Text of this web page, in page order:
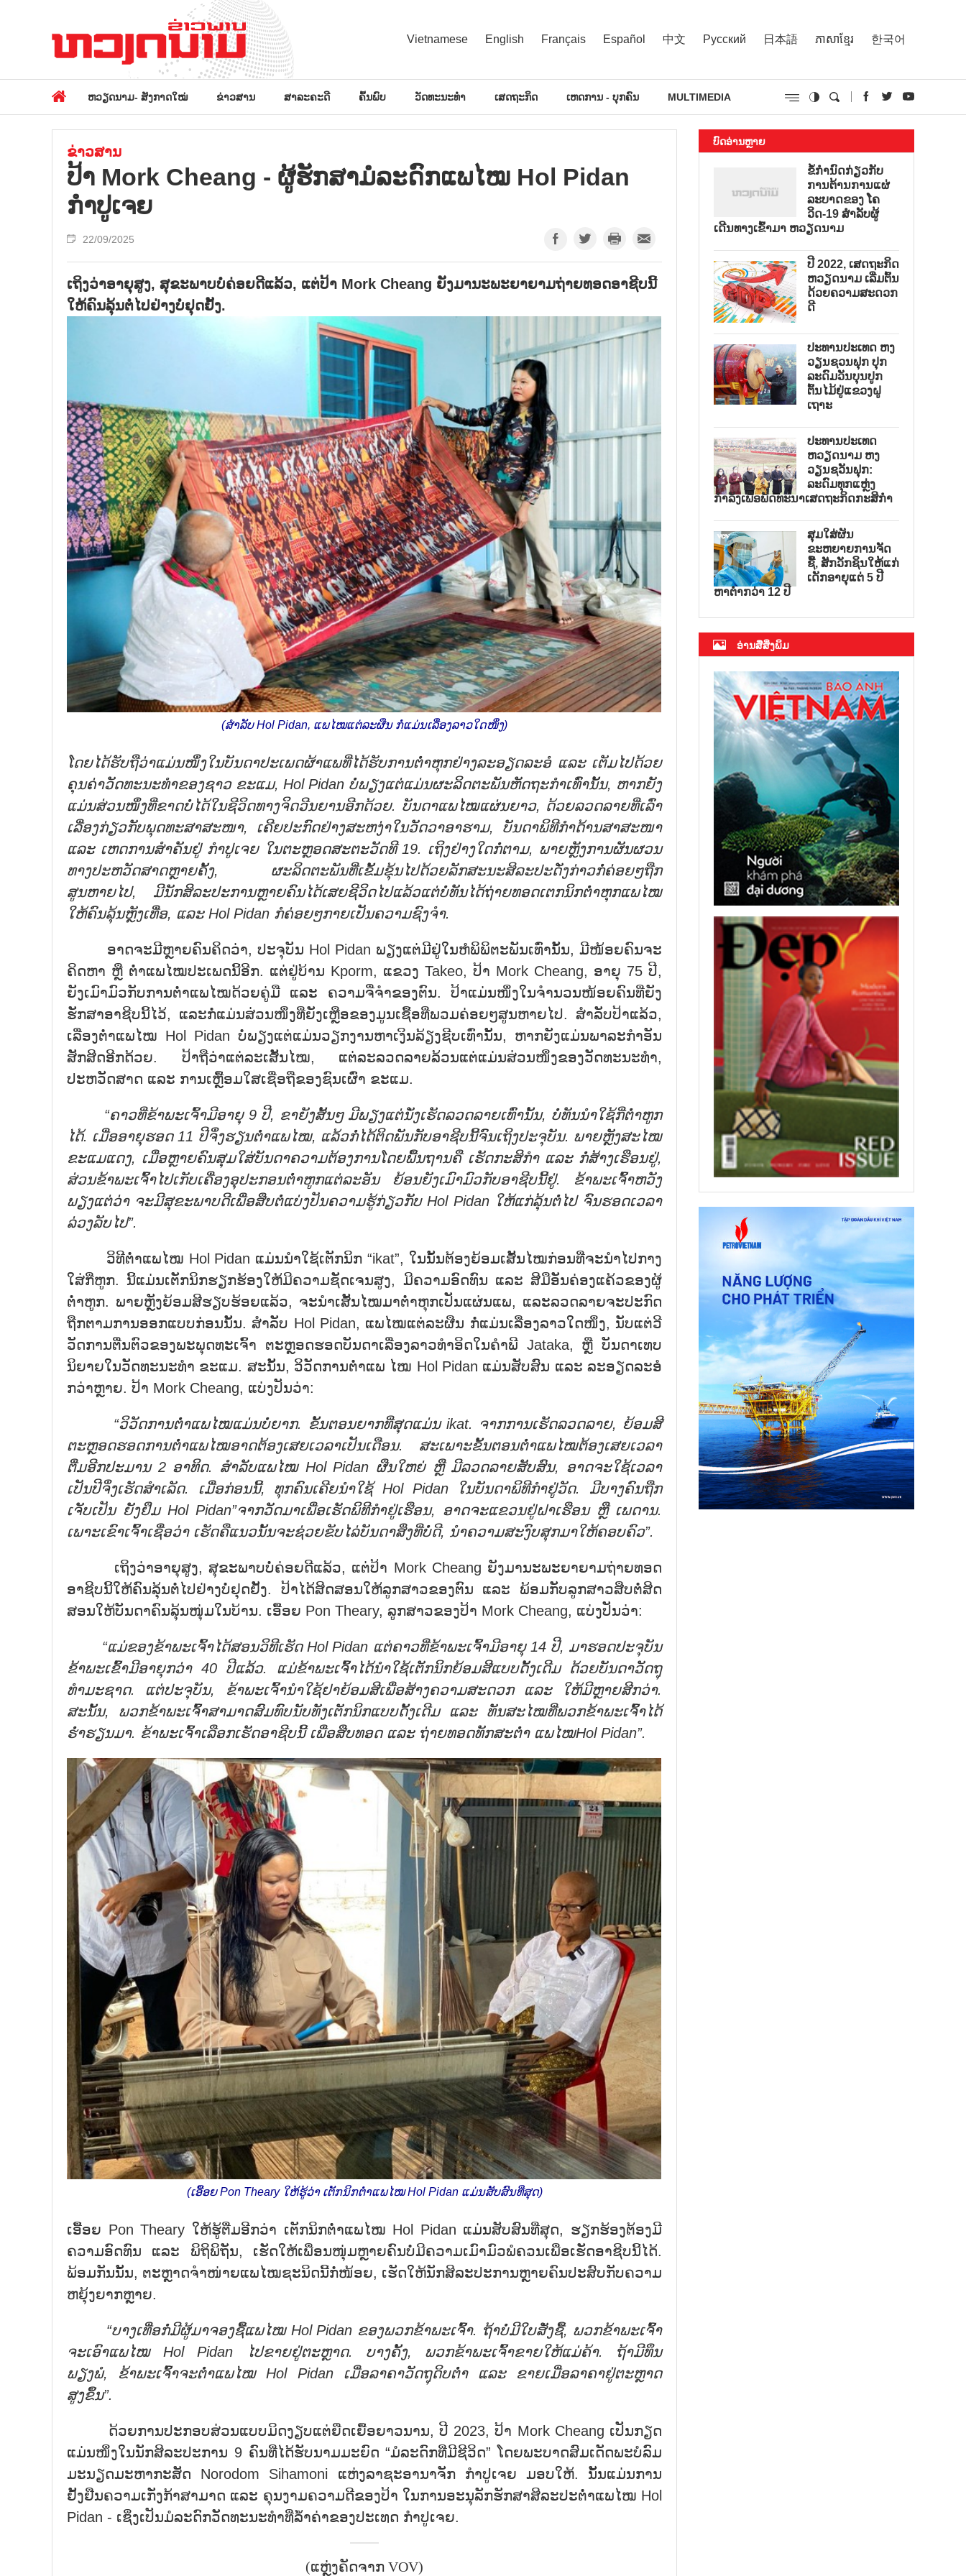
Vietnamese English Français Español 中文 Русский 日本語 ភាសាខ្មែរ 한국어
ຫວຽດນາມ- ສັງກາດໃໝ່ ຂ່າວສານ ສາລະຄະດີ ຄົ້ນພົບ ວັດທະນະທຳ ເສດຖະກິດ ເຫດການ - ບຸກຄົນ MULTIMEDIA
ຂ່າວສານ
ປ້າ Mork Cheang - ຜູ້ຮັກສາມໍລະດົກແພໄໝ Hol Pidan
ກຳປູເຈຍ
22/09/2025
ເຖິງວ່າອາຍຸສູງ, ສຸຂະພາບບໍ່ຄ່ອຍດີແລ້ວ, ແຕ່ປ້າ Mork Cheang ຍັງມານະພະຍາຍາມຖ່າຍທອດອາຊີບນີ້
ໃຫ້ຄົນລຸ້ນຕໍ່ໄປຢ່າງບໍ່ຢຸດຢັ້ງ.
(ສຳລັບ Hol Pidan, ແພໄໝແຕ່ລະຜືນ ກໍ່ແມ່ນເລື່ອງລາວໃດໜຶ່ງ)
ໂດຍໄດ້ຮັບຖືວ່າແມ່ນໜຶ່ງໃນບັນດາປະເພດຜ້າແພທີ່ໄດ້ຮັບການຕ່ຳຫຸກຢ່າງລະອຽດລະອໍ ແລະ ເຕັມໄປດ້ວຍ
ຄຸນຄ່າວັດທະນະທຳຂອງຊາວ ຂະແມ, Hol Pidan ບໍ່ພຽງແຕ່ແມ່ນຜະລິດຕະພັນຫັດຖະກຳເທົ່ານັ້ນ, ຫາກຍັງ
ແມ່ນສ່ວນໜຶ່ງທີ່ຂາດບໍ່ໄດ້ໃນຊີວິດທາງຈິດວີນຍານອີກດ້ວຍ. ບັນດາແພໄໝແຜ່ນຍາວ, ດ້ວຍລວດລາຍທີ່ເລົ່າ
ເລື່ອງກ່ຽວກັບພຸດທະສາສະໜາ, ເຄີຍປະກົດຢ່າງສະຫງ່າໃນວັດວາອາຮາມ, ບັນດາພິທີກຳດ້ານສາສະໜາ
ແລະ ເຫດການສຳຄັນຢູ່ ກຳປູເຈຍ ໃນຕະຫຼອດສະຕະວັດທີ 19. ເຖິງຢ່າງໃດກໍ່ຕາມ, ພາຍຫຼັງການຜັນຜວນ
ທາງປະຫວັດສາດຫຼາຍຄັ້ງ, ຜະລິດຕະພັນທີ່ເຂັ້ມຂຸ້ນໄປດ້ວຍລັກສະນະສິລະປະດັ່ງກ່າວກໍ່ຄ່ອຍໆຖືກ
ສູນຫາຍໄປ, ມີນັກສິລະປະການຫຼາຍຄົນໄດ້ເສຍຊີວິດໄປແລ້ວແຕ່ບໍ່ທັນໄດ້ຖ່າຍທອດເຕກນິກຕ່ຳຫຸກແພໄໝ
ໃຫ້ຄົນລຸ້ນຫຼັງເທື່ອ, ແລະ Hol Pidan ກໍຄ່ອຍໆກາຍເປັນຄວາມຊົງຈຳ.
ອາດຈະມີຫຼາຍຄົນຄິດວ່າ, ປະຈຸບັນ Hol Pidan ພຽງແຕ່ມີຢູ່ໃນຫໍພິພິຕະພັນເທົ່ານັ້ນ, ມີໜ້ອຍຄົນຈະ
ຄິດຫາ ຫຼື ຕ່ຳແພໄໝປະເພດນີ້ອີກ. ແຕ່ຢູ່ບ້ານ Kporm, ແຂວງ Takeo, ປ້າ Mork Cheang, ອາຍຸ 75 ປີ,
ຍັງເມົາມົວກັບການຕ່ຳແພໄໝດ້ວຍຄູ່ມື ແລະ ຄວາມຈື່ຈຳຂອງຕົນ. ປ້າແມ່ນໜຶ່ງໃນຈຳນວນໜ້ອຍຄົນທີ່ຍັງ
ຮັກສາອາຊີບນີ້ໄວ້, ແລະກໍ່ແມ່ນສ່ວນໜຶ່ງທີ່ຍັງເຫຼືອຂອງມູນເຊື້ອທີ່ພວມຄ່ອຍໆສູນຫາຍໄປ. ສຳລັບປ້າແລ້ວ,
ເລື່ອງຕ່ຳແພໄໝ Hol Pidan ບໍ່ພຽງແຕ່ແມ່ນວຽກງານຫາເງິນລ້ຽງຊີບເທົ່ານັ້ນ, ຫາກຍັງແມ່ນພາລະກຳອັນ
ສັກສິດອີກດ້ວຍ. ປ້າຖືວ່າແຕ່ລະເສັ້ນໄໝ, ແຕ່ລະລວດລາຍລ້ວນແຕ່ແມ່ນສ່ວນໜຶ່ງຂອງວັດທະນະທຳ,
ປະຫວັດສາດ ແລະ ການເຫຼື້ອມໃສເຊື່ອຖືຂອງຊົນເຜົ່າ ຂະແມ.
“ຄາວທີ່ຂ້າພະເຈົ້າມີອາຍຸ 9 ປີ, ຂາຍັງສັ້ນໆ ມີພຽງແຕ່ນັ່ງເຮັດລວດລາຍເທົ່ານັ້ນ, ບໍ່ທັນນຳໃຊ້ກີ່ຕ່ຳຫູກ
ໄດ້. ເມື່ອອາຍຸຮອດ 11 ປີຈຶ່ງຮຽນຕ່ຳແພໄໝ, ແລ້ວກໍ່ໄດ້ຕິດພັນກັບອາຊີບນີ້ຈົນເຖິງປະຈຸບັນ. ພາຍຫຼັງສະໄໝ
ຂະແມແດງ, ເມື່ອຫຼາຍຄົນສຸມໃສ່ບັນດາຄວາມຕ້ອງການໂດຍພື້ນຖານຄື ເຮັດກະສິກຳ ແລະ ກໍ່ສ້າງເຮືອນຢູ່,
ສ່ວນຂ້າພະເຈົ້າໄປເກັບເຄື່ອງອຸປະກອນຕ່ຳຫູກແຕ່ລະອັນ ຍ້ອນຍັງເມົາມົວກັບອາຊີບນີ້ຢູ່. ຂ້າພະເຈົ້າຫວັງ
ພຽງແຕ່ວ່າ ຈະມີສຸຂະພາບດີເພື່ອສືບຕໍ່ແບ່ງປັນຄວາມຮູ້ກ່ຽວກັບ Hol Pidan ໃຫ້ແກ່ລຸ້ນຕໍ່ໄປ ຈົນຮອດເວລາ
ລ່ວງລັບໄປ”.
ວິທີຕ່ຳແພໄໝ Hol Pidan ແມ່ນນຳໃຊ້ເຕັກນິກ “ikat”, ໃນນັ້ນຕ້ອງຍ້ອມເສັ້ນໄໝກ່ອນທີ່ຈະນຳໄປກາງ
ໃສ່ກີ່ຫູກ. ນີ້ແມ່ນເຕັກນິກຮຽກຮ້ອງໃຫ້ມີຄວາມຊັດເຈນສູງ, ມີຄວາມອົດທົນ ແລະ ສີມືອັນຄ່ອງແຄ້ວຂອງຜູ້
ຕ່ຳຫູກ. ພາຍຫຼັງຍ້ອມສີຮຽບຮ້ອຍແລ້ວ, ຈະນຳເສັ້ນໄໝມາຕ່ຳຫຸກເປັນແຜ່ນແພ, ແລະລວດລາຍຈະປະກົດ
ຖືກຕາມການອອກແບບກ່ອນນັ້ນ. ສຳລັບ Hol Pidan, ແພໄໝແຕ່ລະຜືນ ກໍ່ແມ່ນເລື່ອງລາວໃດໜຶ່ງ, ນັບແຕ່ວີ
ວັດການຕື່ນຕົວຂອງພະພຸດທະເຈົ້າ ຕະຫຼອດຮອດບັນດາເລື່ອງລາວທຳອິດໃນຄຳພີ Jataka, ຫຼື ບັນດາເທບ
ນິຍາຍໃນວັດທະນະທຳ ຂະແມ. ສະນັ້ນ, ວິວັດການຕ່ຳແພ ໄໝ Hol Pidan ແມ່ນສັບສົນ ແລະ ລະອຽດລະອໍ
ກວ່າຫຼາຍ. ປ້າ Mork Cheang, ແບ່ງປັນວ່າ:
“ວິວັດການຕ່່ຳແພໄໝແມ່ນບໍ່ຍາກ. ຂັ້ນຕອນຍາກທີ່ສຸດແມ່ນ ikat. ຈາກການເຮັດລວດລາຍ, ຍ້ອມສີ
ຕະຫຼອດຮອດການຕ່ຳແພໄໝອາດຕ້ອງເສຍເວລາເປັນເດືອນ. ສະເພາະຂັ້ນຕອນຕ່ຳແພໄໝຕ້ອງເສຍເວລາ
ຕື່ມອີກປະມານ 2 ອາທິດ. ສຳລັບແພໄໝ Hol Pidan ຜືນໃຫຍ່ ຫຼື ມີລວດລາຍສັບສົນ, ອາດຈະໃຊ້ເວລາ
ເປັນປີຈຶ່ງເຮັດສຳເລັດ. ເມື່ອກ່ອນນີ້, ທຸກຄົນເຄີຍນຳໃຊ້ Hol Pidan ໃນບັນດາພິທີກຳຢູ່ວັດ. ມີບາງຄົນຖືກ
ເຈັບເປັນ ຍັງຢຶມ Hol Pidan”ຈາກວັດມາເພື່ອເຮັດພິທີກຳຢູ່ເຮືອນ, ອາດຈະແຂວນຢູ່ຝາເຮືອນ ຫຼື ເພດານ.
ເພາະເຂົາເຈົ້າເຊື່ອວ່າ ເຮັດຄືແນວນັ້ນຈະຊ່ວຍຂັບໄລ່ບັນດາສິ່ງທີ່ບໍ່ດີ, ນຳຄວາມສະງົບສຸກມາໃຫ້ຄອບຄົວ”.
ເຖິງວ່າອາຍຸສູງ, ສຸຂະພາບບໍ່ຄ່ອຍດີແລ້ວ, ແຕ່ປ້າ Mork Cheang ຍັງມານະພະຍາຍາມຖ່າຍທອດ
ອາຊີບນີ້ໃຫ້ຄົນລຸ້ນຕໍ່ໄປຢ່າງບໍ່ຢຸດຢັ້ງ. ປ້າໄດ້ສິດສອນໃຫ້ລູກສາວຂອງຕົນ ແລະ ພ້ອມກັບລູກສາວສືບຕໍ່ສິດ
ສອນໃຫ້ບັນດາຄົນລຸ້ນໜຸ່ມໃນບ້ານ. ເອື້ອຍ Pon Theary, ລູກສາວຂອງປ້າ Mork Cheang, ແບ່ງປັນວ່າ:
“ແມ່ຂອງຂ້າພະເຈົ້າໄດ້ສອນວິທີເຮັດ Hol Pidan ແຕ່ຄາວທີ່ຂ້າພະເຈົ້າມີອາຍຸ 14 ປີ, ມາຮອດປະຈຸບັນ
ຂ້າພະເຂົ້າມີອາຍຸກວ່າ40 ປີແລ້ວ. ແມ່ຂ້າພະເຈົ້າໄດ້ນຳໃຊ້ເຕັກນິກຍ້ອມສີແບບດັ້ງເດີມ ດ້ວຍບັນດາວັດຖຸ
ທຳມະຊາດ. ແຕ່ປະຈຸບັນ, ຂ້າພະເຈົ້ານຳໃຊ້ຢາຍ້ອມສີເພື່ອສ້າງຄວາມສະດວກ ແລະ ໃຫ້ມີຫຼາຍສີກວ່າ.
ສະນັ້ນ, ພວກຂ້າພະເຈົ້າສາມາດສົມທົບນັບທັງເຕັກນິກແບບດັ້ງເດີມ ແລະ ທັນສະໄໝທີ່ພວກຂ້າພະເຈົ້າໄດ້
ຮໍ່າຮຽນມາ. ຂ້າພະເຈົ້າເລືອກເຮັດອາຊີບນີ້ເພື່ອສືບທອດ ແລະ ຖ່າຍທອດທັກສະຕ່ຳ ແພໄໝHol Pidan”.
(ເອື້ອຍ Pon Theary ໃຫ້ຮູ້ວ່າ ເຕັກນິກຕ່ຳແພໄໝ Hol Pidan ແມ່ນສັບສົນທີ່ສຸດ)
ເອື້ອຍ Pon Theary ໃຫ້ຮູ້ຕື່ມອີກວ່າ ເຕັກນິກຕ່ຳແພໄໝ Hol Pidan ແມ່ນສັບສົນທີ່ສຸດ, ຮຽກຮ້ອງຕ້ອງມີ
ຄວາມອົດທົນ ແລະ ພິຖິພິຖັນ, ເຮັດໃຫ້ເພື່ອນໜຸ່ມຫຼາຍຄົນບໍ່ມີຄວາມເມົາມົວພໍຄວນເພື່ອເຮັດອາຊີບນີ້ໄດ້.
ພ້ອມກັນນັ້ນ, ຕະຫຼາດຈຳໜ່າຍແພໄໝຊະນິດນີ້ກໍ່ໜ້ອຍ, ເຮັດໃຫ້ນັກສິລະປະການຫຼາຍຄົນປະສົບກັບຄວາມ
ຫຍຸ້ງຍາກຫຼາຍ.
“ບາງເທື່ອກໍ່ມີຜູ້ມາຈອງຊື້ແພໄໝHol Pidan ຂອງພວກຂ້າພະເຈົ້າ. ຖ້າບໍ່ມີໃບສັ່ງຊື້, ພວກຂ້າພະເຈົ້າ
ຈະເອົາແພໄໝHol Pidan ໄປຂາຍຢູ່ຕະຫຼາດ. ບາງຄັ້ງ, ພວກຂ້າພະເຈົ້າຂາຍໃຫ້ແມ່ຄ້າ. ຖ້າມີທຶນ
ພຽງພໍ, ຂ້າພະເຈົ້າຈະຕ່ຳແພໄໝHol Pidan ເມື່ອລາຄາວັດຖຸດິບຕ່ຳ ແລະ ຂາຍເມື່ອລາຄາຢູ່ຕະຫຼາດ
ສູງຂຶ້ນ”.
ດ້ວຍການປະກອບສ່ວນແບບມິດງຽບແຕ່ຍືດເຍື້ອຍາວນານ, ປີ 2023, ປ້າ Mork Cheang ເປັນກຽດ
ແມ່ນໜຶ່ງໃນນັກສິລະປະການ 9 ຄົນທີ່ໄດ້ຮັບນາມມະຍົດ “ມໍລະດົກທີ່ມີຊີວິດ” ໂດຍພະບາດສົມເດັດພະບໍລົມ
ມະນຽດມະຫາກະສັດ Norodom Sihamoni ແຫ່ງລາຊະອານາຈັກ ກຳປູເຈຍ ມອບໃຫ້. ນັ້ນແມ່ນການ
ຢັ້ງຢືນຄວາມເກັ່ງກ້າສາມາດ ແລະ ຄຸນງາມຄວາມດີຂອງປ້າ ໃນການອະນຸລັກຮັກສາສິລະປະຕ່ຳແພໄໝ Hol
Pidan - ເຊິ່ງເປັນມໍລະດົກວັດທະນະທຳທີ່ລ້ຳຄ່າຂອງປະເທດ ກຳປູເຈຍ.
(ແຫຼ່ງຄັດຈາກ VOV)
ບົດອ່ານຫຼາຍ
ຂໍ້ກຳນົດກ່ຽວກັບ
ການຕ້ານການແຜ່
ລະບາດຂອງ ໂຄ
ວິດ-19 ສຳລັບຜູ້
ເດີນທາງເຂົ້າມາ ຫວຽດນາມ
ປີ 2022, ເສດຖະກິດ
ຫວຽດນາມ ເລີ່ມຕົ້ນ
ດ້ວຍຄວາມສະດວກ
ດີ
ປະທານປະເທດ ຫງ
ວຽນຊວນຟຸກ ປຸກ
ລະດົມວັນບຸນປູກ
ຕົ້ນໄມ້ຢູ່ແຂວງຝູ
ເຖາະ
ປະທານປະເທດ
ຫວຽດນາມ ຫງ
ວຽນຊວັນຟຸກ:
ລະດົມທຸກແຫຼ່ງ
ກຳລັງເພື່ອພັດທະນາເສດຖະກິດກະສິກຳ
ສຸມໃສ່ຜັນ
ຂະຫຍາຍການຈັດ
ຊື້, ສັກວັກຊິນໃຫ້ແກ່
ເດັກອາຍຸແຕ່ 5 ປີ
ຫາຕ່ຳກວ່າ 12 ປີ
ອ່ານສື່ສິ່ງພິມ